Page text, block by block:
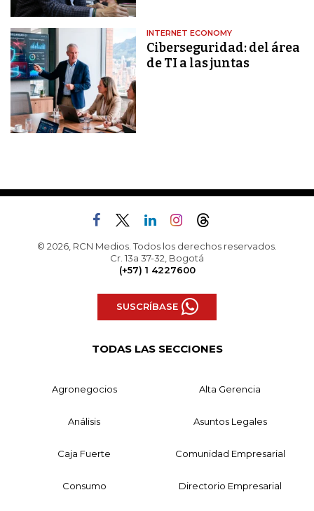
INTERNET ECONOMY
Ciberseguridad: del área
de TI a las juntas
© 2026, RCN Medios. Todos los derechos reservados.
Cr. 13a 37-32, Bogotá
(+57) 1 4227600
SUSCRÍBASE
TODAS LAS SECCIONES
Agronegocios Alta Gerencia
Análisis Asuntos Legales
Caja Fuerte Comunidad Empresarial
Consumo Directorio Empresarial